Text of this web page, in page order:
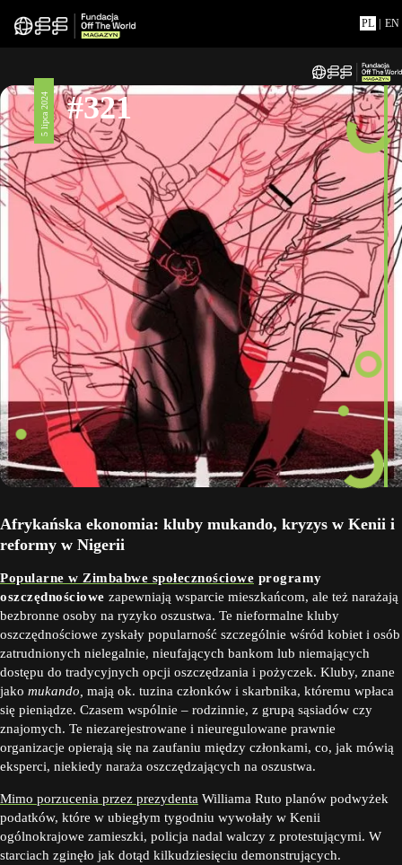
PL EN
5 lipca 2024 #321
Afrykańska ekonomia: kluby mukando, kryzys w Kenii i
reformy w Nigerii
Popularne w Zimbabwe społecznościowe programy
oszczędnościowe zapewniają wsparcie mieszkańcom, ale też narażają
bezbronne osoby na ryzyko oszustwa. Te nieformalne kluby
oszczędnościowe zyskały popularność szczególnie wśród kobiet i osób
zatrudnionych nielegalnie, nieufających bankom lub niemających
dostępu do tradycyjnych opcji oszczędzania i pożyczek. Kluby, znane
jako mukando, mają ok. tuzina członków i skarbnika, któremu wpłaca
się pieniądze. Czasem wspólnie – rodzinnie, z grupą sąsiadów czy
znajomych. Te niezarejestrowane i nieuregulowane prawnie
organizacje opierają się na zaufaniu między członkami, co, jak mówią
eksperci, niekiedy naraża oszczędzających na oszustwa.
Mimo porzucenia przez prezydenta Williama Ruto planów podwyżek
podatków, które w ubiegłym tygodniu wywołały w Kenii
ogólnokrajowe zamieszki, policja nadal walczy z protestującymi. W
starciach zginęło jak dotąd kilkudziesięciu demonstrujących.